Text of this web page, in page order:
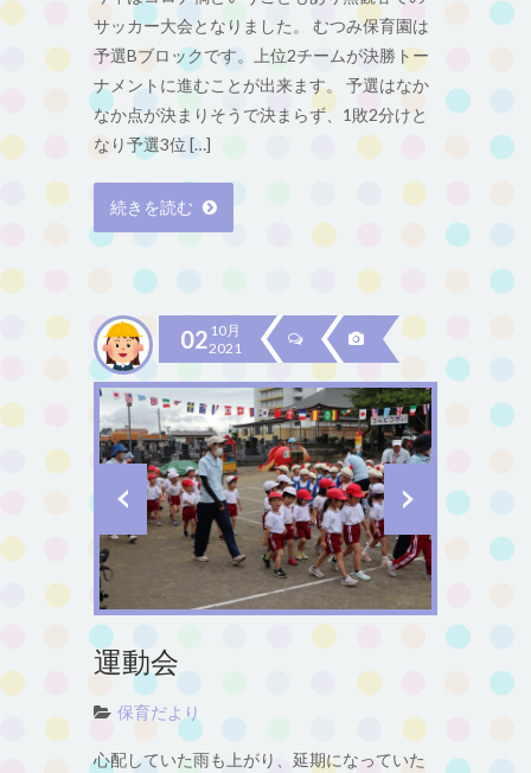
サッカー大会となりました。 むつみ保育園は
予選Bブロックです。上位2チームが決勝トー
ナメントに進むことが出来ます。 予選はなか
なか点が決まりそうで決まらず、1敗2分けと
なり予選3位 […]
続きを読む
02 10月
2021
運動会
保育だより
心配していた雨も上がり、延期になっていた